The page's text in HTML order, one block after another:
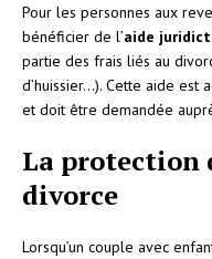
Pour les personnes aux
bénéficier de l’aide
partie des frais liés au
d’huissier…). Cette aide est
et doit être demandée
La protection
divorce
Lorsqu’un couple avec